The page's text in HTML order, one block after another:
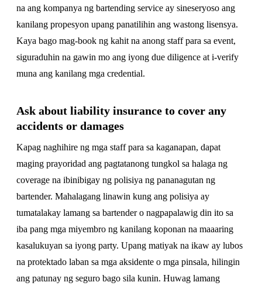
na ang kompanya ng bartending service ay sineseryoso ang
kanilang propesyon upang panatilihin ang wastong lisensya.
Kaya bago mag-book ng kahit na anong staff para sa event,
siguraduhin na gawin mo ang iyong due diligence at i-verify
muna ang kanilang mga credential.
Ask about liability insurance to cover any
accidents or damages
Kapag naghihire ng mga staff para sa kaganapan, dapat
maging prayoridad ang pagtatanong tungkol sa halaga ng
coverage na ibinibigay ng polisiya ng pananagutan ng
bartender. Mahalagang linawin kung ang polisiya ay
tumatalakay lamang sa bartender o nagpapalawig din ito sa
iba pang mga miyembro ng kanilang koponan na maaaring
kasalukuyan sa iyong party. Upang matiyak na ikaw ay lubos
na protektado laban sa mga aksidente o mga pinsala, hilingin
ang patunay ng seguro bago sila kunin. Huwag lamang